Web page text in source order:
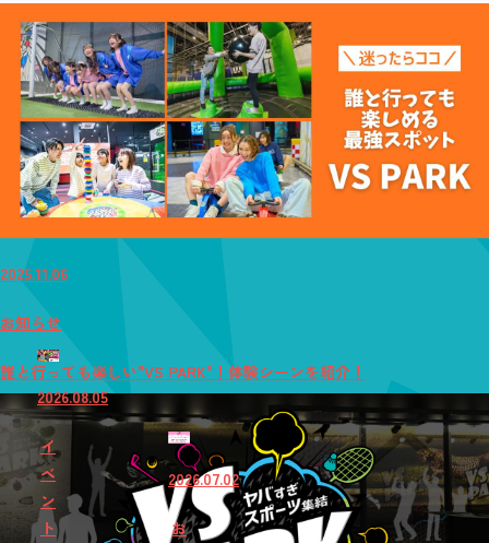
2026.08.05
イ
ベ
ン
ト
2026.07.02
お
2025.11.06
お知らせ
誰と行っても楽しい"VS PARK"！体験シーンを紹介！